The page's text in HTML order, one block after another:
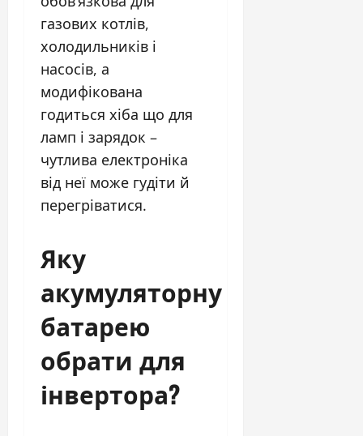
газових котлів,
холодильників і
насосів, а
модифікована
годиться хіба що для
ламп і зарядок –
чутлива електроніка
від неї може гудіти й
перегріватися.
Яку
акумуляторну
батарею
обрати для
інвертора?